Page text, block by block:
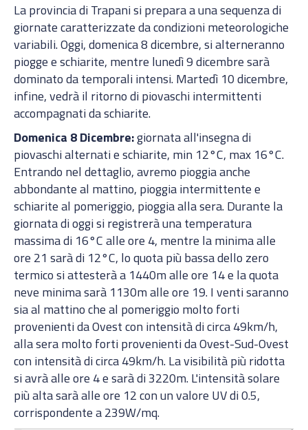
La provincia di Trapani si prepara a una sequenza di
giornate caratterizzate da condizioni meteorologiche
variabili. Oggi, domenica 8 dicembre, si alterneranno
piogge e schiarite, mentre lunedì 9 dicembre sarà
dominato da temporali intensi. Martedì 10 dicembre,
infine, vedrà il ritorno di piovaschi intermittenti
accompagnati da schiarite.
Domenica 8 Dicembre:giornata all'insegna di
piovaschi alternati e schiarite, min 12°C, max 16°C.
Entrando nel dettaglio, avremo pioggia anche
abbondante al mattino, pioggia intermittente e
schiarite al pomeriggio, pioggia alla sera. Durante la
giornata di oggi si registrerà una temperatura
massima di 16°C alle ore 4, mentre la minima alle
ore 21 sarà di 12°C, lo quota più bassa dello zero
termico si attesterà a 1440m alle ore 14 e la quota
neve minima sarà 1130m alle ore 19. I venti saranno
sia al mattino che al pomeriggio molto forti
provenienti da Ovest con intensità di circa 49km/h,
alla sera molto forti provenienti da Ovest-Sud-Ovest
con intensità di circa 49km/h. La visibilità più ridotta
si avrà alle ore 4 e sarà di 3220m. L'intensità solare
più alta sarà alle ore 12 con un valore UV di 0.5,
corrispondente a 239W/mq.